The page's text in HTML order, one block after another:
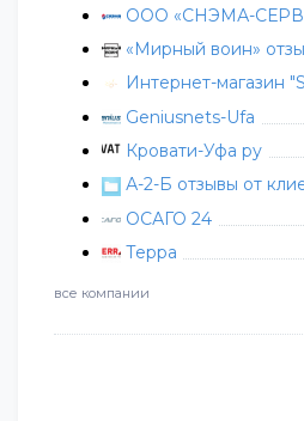
ООО «СНЭМА-
«Мирный воин»
Интернет-магазин
Geniusnets-Ufa
Кровати-Уфа ру
А-2-Б отзывы от
ОСАГО 24
Терра
все компании